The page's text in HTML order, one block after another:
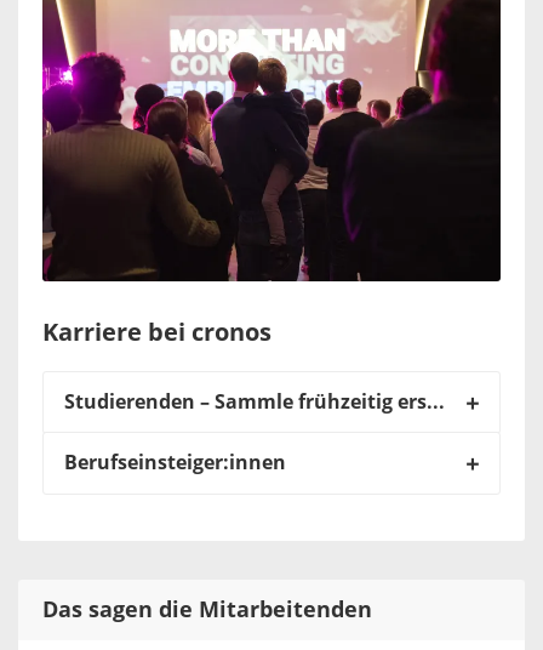
Karriere bei cronos
Studierenden – Sammle frühzeitig erste Beratungserfahrungen
Berufseinsteiger:innen
Das sagen die Mitarbeitenden